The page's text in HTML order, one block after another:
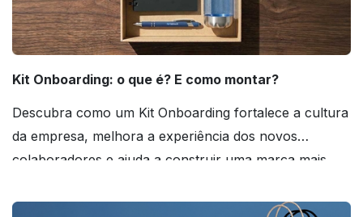
Kit Onboarding: o que é? E como montar?
Descubra como um Kit Onboarding fortalece a cultura
da empresa, melhora a experiência dos novos
colaboradores e ajuda a construir uma marca mais